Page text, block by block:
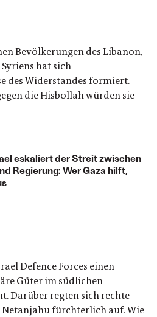
Bevölkerungen des Libanon,
hat sich
des Widerstandes formiert.
die Hisbollah würden sie
eskaliert der Streit zwischen
Regierung: Wer Gaza hilft,
Defence Forces einen
Güter im südlichen
Darüber regten sich rechte
fürchterlich auf. Wie